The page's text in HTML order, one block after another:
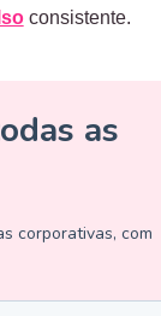
consistente.